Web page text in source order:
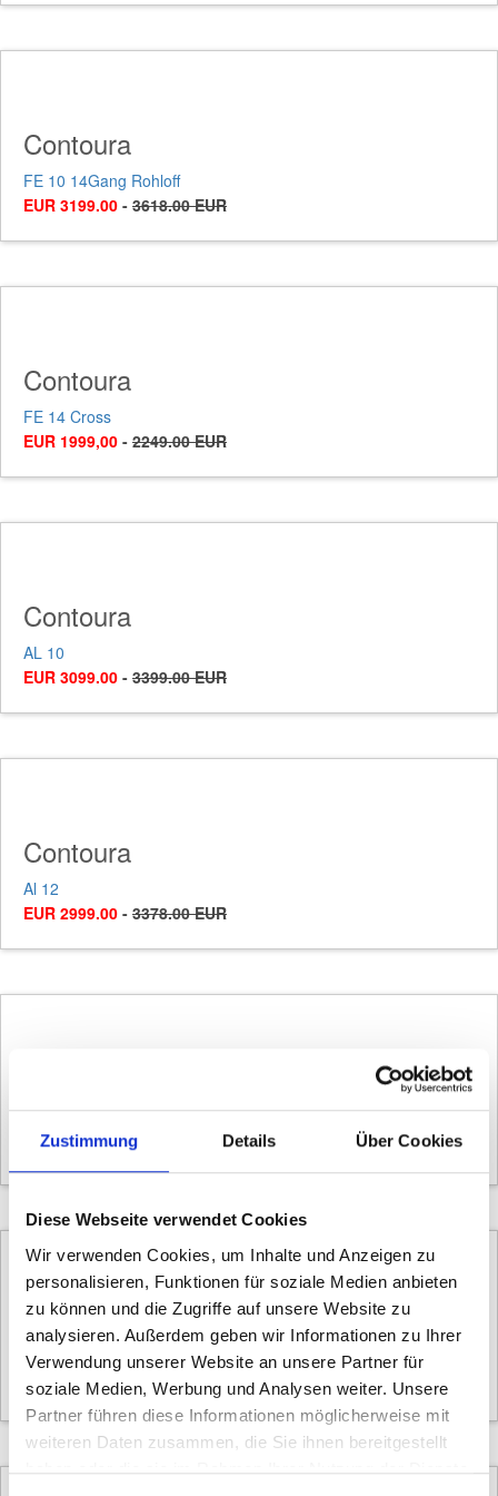
Zustimmung Details Über Cookies
Diese Webseite verwendet Cookies
Wir verwenden Cookies, um Inhalte und Anzeigen zu
personalisieren, Funktionen für soziale Medien anbieten
zu können und die Zugriffe auf unsere Website zu
analysieren. Außerdem geben wir Informationen zu Ihrer
Verwendung unserer Website an unsere Partner für
soziale Medien, Werbung und Analysen weiter. Unsere
Partner führen diese Informationen möglicherweise mit
weiteren Daten zusammen, die Sie ihnen bereitgestellt
haben oder die sie im Rahmen Ihrer Nutzung der Dienste
Contoura
FE 10 14Gang Rohloff
EUR 3199.00 - 3618.00 EUR
Contoura
FE 14 Cross
EUR 1999,00 - 2249.00 EUR
Contoura
AL 10
EUR 3099.00 - 3399.00 EUR
Contoura
Al 12
EUR 2999.00 - 3378.00 EUR
EUR 1999.00-2299.00 EUR
Contoura
FE 4
EUR 1299.00-1499.00 EUR